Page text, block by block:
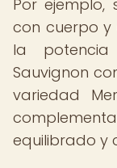
Por
con cuerpo
la
Sauvignon
variedad
equilibrado y